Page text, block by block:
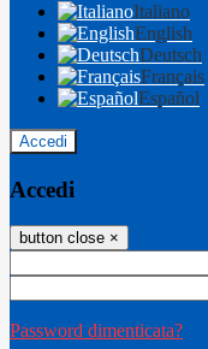
Italiano
English
Deutsch
Français
Español
Accedi
Accedi
button close ×
Password dimenticata?